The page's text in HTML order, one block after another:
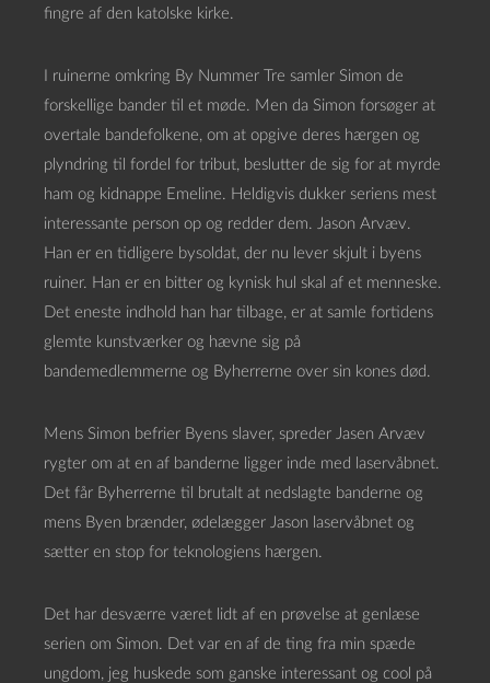
fingre af den katolske kirke.
I ruinerne omkring By Nummer Tre samler Simon de
forskellige bander til et møde. Men da Simon forsøger at
overtale bandefolkene, om at opgive deres hærgen og
plyndring til fordel for tribut, beslutter de sig for at myrde
ham og kidnappe Emeline. Heldigvis dukker seriens mest
interessante person op og redder dem. Jason Arvæv.
Han er en tidligere bysoldat, der nu lever skjult i byens
ruiner. Han er en bitter og kynisk hul skal af et menneske.
Det eneste indhold han har tilbage, er at samle fortidens
glemte kunstværker og hævne sig på
bandemedlemmerne og Byherrerne over sin kones død.
Mens Simon befrier Byens slaver, spreder Jasen Arvæv
rygter om at en af banderne ligger inde med laservåbnet.
Det får Byherrerne til brutalt at nedslagte banderne og
mens Byen brænder, ødelægger Jason laservåbnet og
sætter en stop for teknologiens hærgen.
Det har desværre været lidt af en prøvelse at genlæse
serien om Simon. Det var en af de ting fra min spæde
ungdom, jeg huskede som ganske interessant og cool på